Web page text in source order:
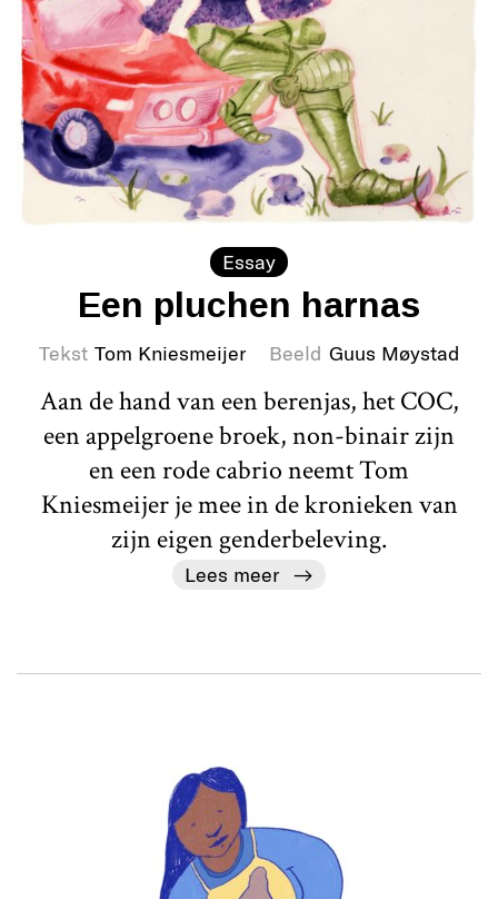
Essay
Een pluchen harnas
Tekst Tom Kniesmeijer Beeld Guus Møystad
Aan de hand van een berenjas, het COC,
een appelgroene broek, non-binair zijn
en een rode cabrio neemt Tom
Kniesmeijer je mee in de kronieken van
zijn eigen genderbeleving.
Lees meer